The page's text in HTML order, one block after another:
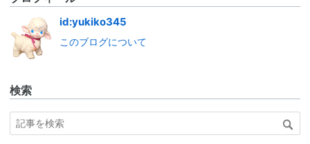
id:yukiko345
このブログについて
検索